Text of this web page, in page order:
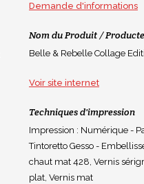
Demande d'informations
Nom du Produit /
Belle & Rebelle Collage
Voir site internet
Techniques d'impression
Impression : Numérique -
Tintoretto Gesso -
chaut mat 428, Vernis
plat, Vernis mat